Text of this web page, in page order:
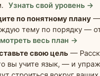
Узнать свой уровень →
по понятному плану —
тему по порядку —
весь план →
свою цель —
вы учите язык, — и